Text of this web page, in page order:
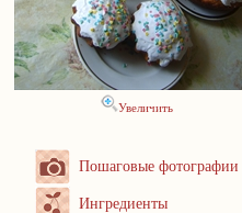
Увеличить
Пошаговые фотографии
Ингредиенты